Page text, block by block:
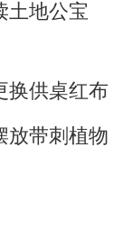
土地公宝
换供桌红布
放带刺植物